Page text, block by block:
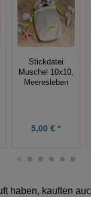
Stickdatei
Muschel 10x10,
Meeresleben
5,00 € *
haben, kauften